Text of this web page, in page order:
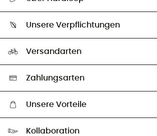
Größentabelle
Unsere Botschafter
Unsere Verpflichtungen
Auswahl an nachhaltigen Produkten
Versandarten
Zahlungsarten
Unsere Vorteile
Kollaboration